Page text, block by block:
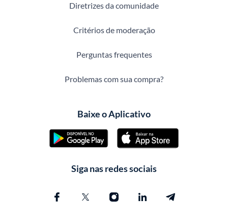
Diretrizes da comunidade
Critérios de moderação
Perguntas frequentes
Problemas com sua compra?
Baixe o Aplicativo
Siga nas redes sociais